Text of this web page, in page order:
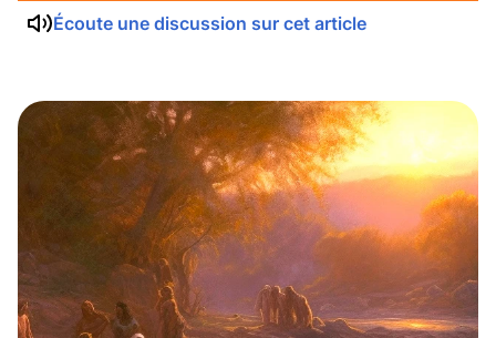
Écoute une discussion sur cet article